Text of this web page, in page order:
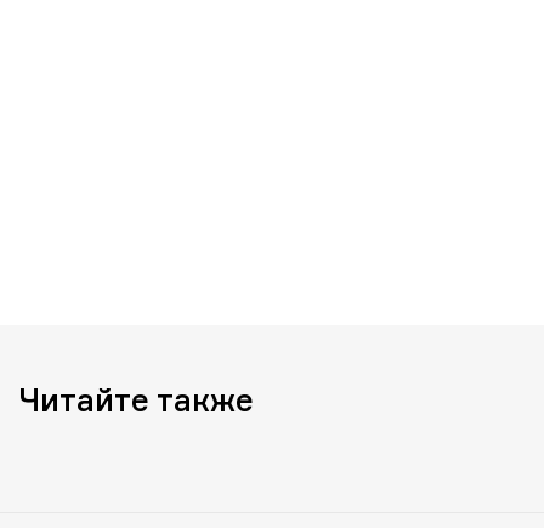
Читайте также